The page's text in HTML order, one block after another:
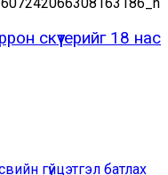
скүүтерийг 18 нас
гүйцэтгэл батлах